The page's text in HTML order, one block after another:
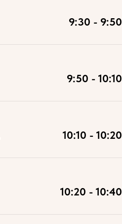
9:30 - 9:50
9:50 - 10:10
10:10 - 10:20
10:20 - 10:40